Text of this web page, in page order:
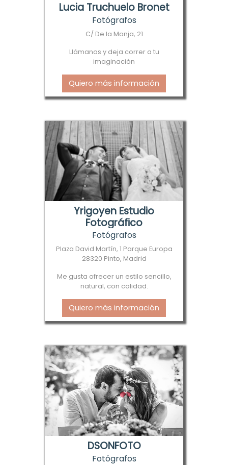
Lucia Truchuelo Bronet
Fotógrafos
C/ De la Monja, 21
Llámanos y deja correr a tu
imaginación
Quiero más información
Yrigoyen Estudio
Fotográfico
Fotógrafos
Plaza David Martín, 1 Parque Europa
28320 Pinto, Madrid
Me gusta ofrecer un estilo sencillo,
natural, con calidad.
Quiero más información
DSONFOTO
Fotógrafos